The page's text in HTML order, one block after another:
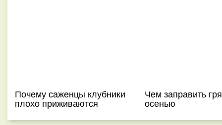
Почему саженцы клубники
плохо приживаются
Чем заправить
осенью